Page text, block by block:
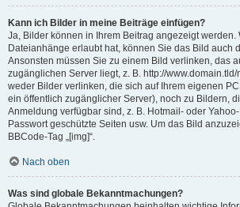
Kann ich Bilder in meine Beiträge einfügen?
Ja, Bilder können in Ihrem Beitrag angezeigt werden.
Dateianhänge erlaubt hat, können Sie das Bild auch
Ansonsten müssen Sie zu einem Bild verlinken, das
zugänglichen Server liegt, z. B. http://
weder Bilder verlinken, die sich auf Ihrem eigenen
ein öffentlich zugänglicher Server), noch zu Bildern,
Anmeldung verfügbar sind, z. B. Hotmail- oder
Passwort geschützte Seiten usw. Um das Bild
BBCode-Tag „[img]“.
Nach oben
Was sind globale Bekanntmachungen?